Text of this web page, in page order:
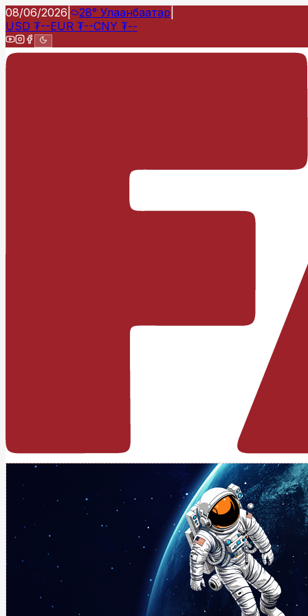
08/06/2026 28° Улаанбаатар
USD ₮--EUR ₮--CNY ₮--